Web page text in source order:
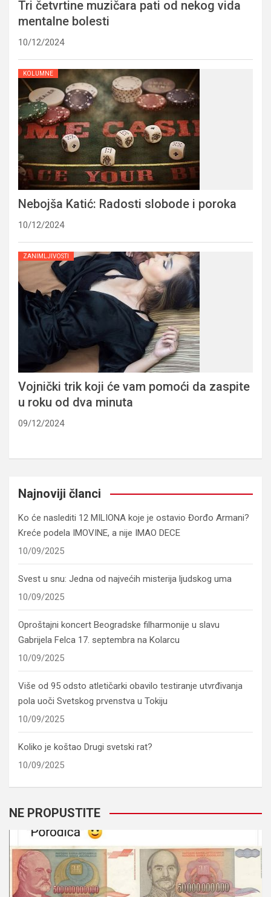
Tri četvrtine muzičara pati od nekog vida
mentalne bolesti
10/12/2024
KOLUMNE
Nebojša Katić: Radosti slobode i poroka
10/12/2024
ZANIMLJIVOSTI
Vojnički trik koji će vam pomoći da zaspite
u roku od dva minuta
09/12/2024
Najnoviji članci
Ko će naslediti 12 MILIONA koje je ostavio Đorđo Armani?
Kreće podela IMOVINE, a nije IMAO DECE
10/09/2025
Svest u snu: Jedna od najvećih misterija ljudskog uma
10/09/2025
Oproštajni koncert Beogradske filharmonije u slavu
Gabrijela Felca 17. septembra na Kolarcu
10/09/2025
Više od 95 odsto atletičarki obavilo testiranje utvrđivanja
pola uoči Svetskog prvenstva u Tokiju
10/09/2025
Koliko je koštao Drugi svetski rat?
10/09/2025
NE PROPUSTITE